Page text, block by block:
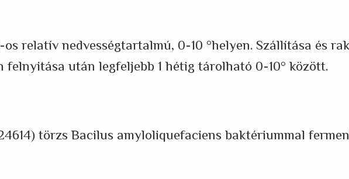
relatív nedvességtartalmú, 0-10 °helyen. Szállítása és
felnyitása után legfeljebb 1 hétig tárolható 0-10° között.
törzs Bacilus amyloliquefaciens baktériummal